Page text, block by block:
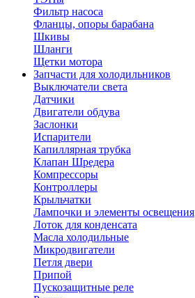
Фильтр насоса
Фланцы, опоры барабана
Шкивы
Шланги
Щетки мотора
Запчасти для холодильников
Выключатели света
Датчики
Двигатели обдува
Заслонки
Испарители
Капиллярная трубка
Клапан Шредера
Компрессоры
Контроллеры
Крыльчатки
Лампочки и элементы освещения
Лоток для конденсата
Масла холодильные
Микродвигатели
Петля двери
Припой
Пускозащитные реле